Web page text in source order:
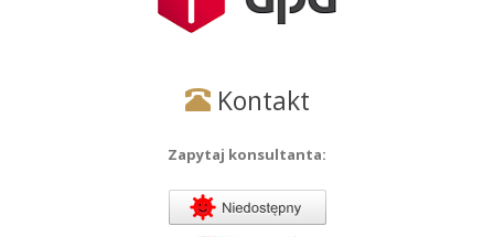
Kontakt
Zapytaj konsultanta: